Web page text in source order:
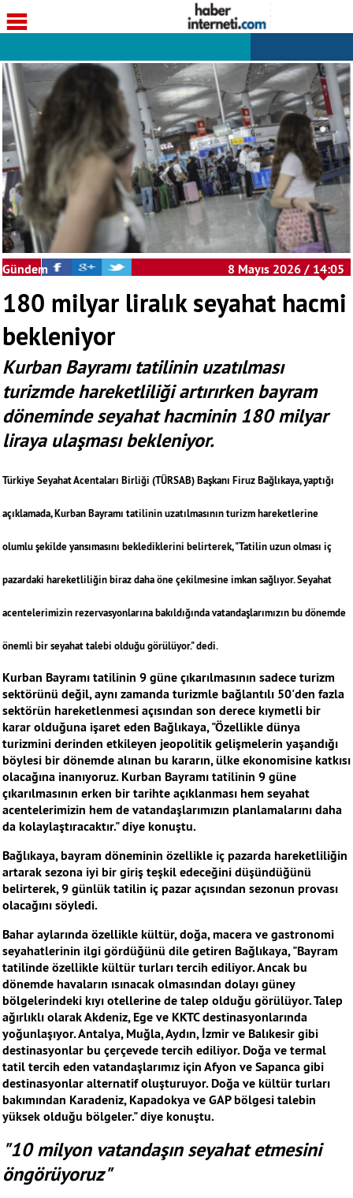
Gündem 8 Mayıs 2026 / 14:05
180 milyar liralık seyahat hacmi
bekleniyor
Kurban Bayramı tatilinin uzatılması
turizmde hareketliliği artırırken bayram
döneminde seyahat hacminin 180 milyar
liraya ulaşması bekleniyor.
Türkiye Seyahat Acentaları Birliği (TÜRSAB) Başkanı Firuz Bağlıkaya, yaptığı
açıklamada, Kurban Bayramı tatilinin uzatılmasının turizm hareketlerine
olumlu şekilde yansımasını beklediklerini belirterek, "Tatilin uzun olması iç
pazardaki hareketliliğin biraz daha öne çekilmesine imkan sağlıyor. Seyahat
acentelerimizin rezervasyonlarına bakıldığında vatandaşlarımızın bu dönemde
önemli bir seyahat talebi olduğu görülüyor." dedi.
Kurban Bayramı tatilinin 9 güne çıkarılmasının sadece turizm
sektörünü değil, aynı zamanda turizmle bağlantılı 50'den fazla
sektörün hareketlenmesi açısından son derece kıymetli bir
karar olduğuna işaret eden Bağlıkaya, "Özellikle dünya
turizmini derinden etkileyen jeopolitik gelişmelerin yaşandığı
böylesi bir dönemde alınan bu kararın, ülke ekonomisine katkısı
olacağına inanıyoruz. Kurban Bayramı tatilinin 9 güne
çıkarılmasının erken bir tarihte açıklanması hem seyahat
acentelerimizin hem de vatandaşlarımızın planlamalarını daha
da kolaylaştıracaktır." diye konuştu.
Bağlıkaya, bayram döneminin özellikle iç pazarda hareketliliğin
artarak sezona iyi bir giriş teşkil edeceğini düşündüğünü
belirterek, 9 günlük tatilin iç pazar açısından sezonun provası
olacağını söyledi.
Bahar aylarında özellikle kültür, doğa, macera ve gastronomi
seyahatlerinin ilgi gördüğünü dile getiren Bağlıkaya, "Bayram
tatilinde özellikle kültür turları tercih ediliyor. Ancak bu
dönemde havaların ısınacak olmasından dolayı güney
bölgelerindeki kıyı otellerine de talep olduğu görülüyor. Talep
ağırlıklı olarak Akdeniz, Ege ve KKTC destinasyonlarında
yoğunlaşıyor. Antalya, Muğla, Aydın, İzmir ve Balıkesir gibi
destinasyonlar bu çerçevede tercih ediliyor. Doğa ve termal
tatil tercih eden vatandaşlarımız için Afyon ve Sapanca gibi
destinasyonlar alternatif oluşturuyor. Doğa ve kültür turları
bakımından Karadeniz, Kapadokya ve GAP bölgesi talebin
yüksek olduğu bölgeler." diye konuştu.
"10 milyon vatandaşın seyahat etmesini
öngörüyoruz"